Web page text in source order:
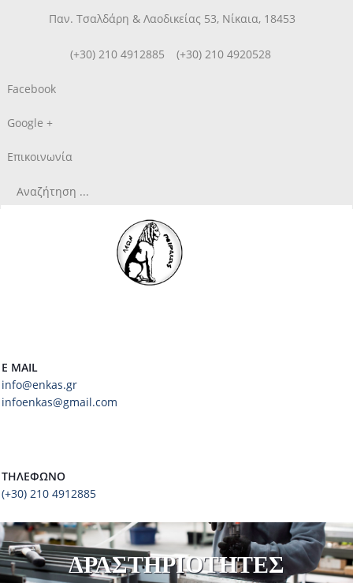
Παν. Τσαλδάρη & Λαοδικείας 53, Νίκαια, 18453
(+30) 210 4912885 (+30) 210 4920528
Facebook
Google +
Επικοινωνία
E MAIL
info@enkas.gr
infoenkas@gmail.com
ΤΗΛΈΦΩΝΟ
(+30) 210 4912885
ΔΡΑΣΤΗΡΙΟΤΗΤΕΣ